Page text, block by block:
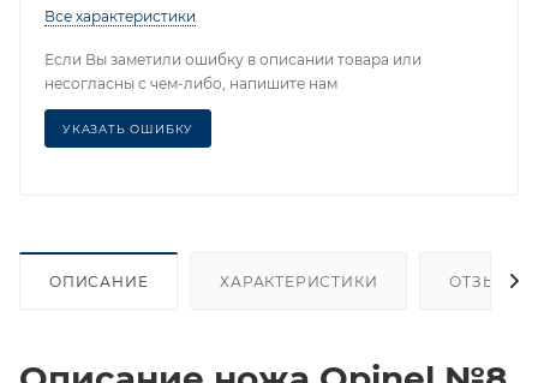
Все характеристики
Если Вы заметили ошибку в описании товара или
несогласны с чем-либо, напишите нам
УКАЗАТЬ ОШИБКУ
ОПИСАНИЕ ХАРАКТЕРИСТИКИ ОТЗЫВЫ